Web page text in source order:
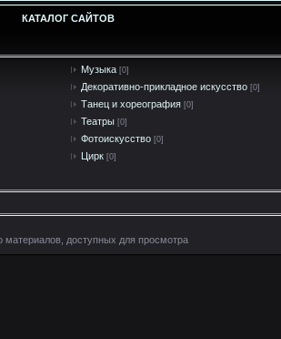
КАТАЛОГ САЙТОВ
Музыка [0]
Декоративно-прикладное искусство [0]
Танец и хореография [0]
Театры [0]
Фотоискусство [0]
Цирк [0]
материалов, доступных для просмотра